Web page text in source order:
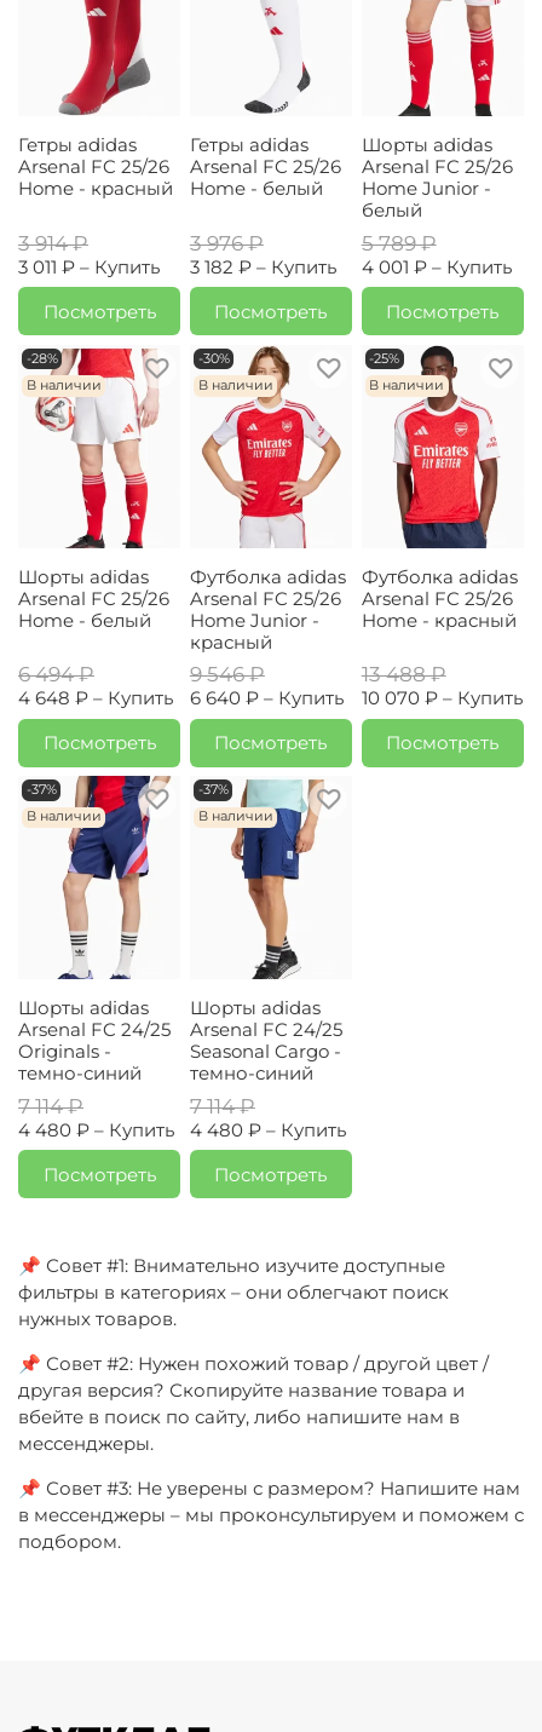
Гетры adidas
Arsenal FC 25/26
Home - красный
3 914 ₽
3 011 ₽ – Купить
Посмотреть
Гетры adidas
Arsenal FC 25/26
Home - белый
3 976 ₽
3 182 ₽ – Купить
Посмотреть
Шорты adidas
Arsenal FC 25/26
Home Junior -
белый
5 789 ₽
4 001 ₽ – Купить
Посмотреть
-28%
В наличии
Шорты adidas
Arsenal FC 25/26
Home - белый
6 494 ₽
4 648 ₽ – Купить
Посмотреть
-30%
В наличии
Футболка adidas
Arsenal FC 25/26
Home Junior -
красный
9 546 ₽
6 640 ₽ – Купить
Посмотреть
-25%
В наличии
Футболка adidas
Arsenal FC 25/26
Home - красный
13 488 ₽
10 070 ₽ – Купить
Посмотреть
-37%
В наличии
Шорты adidas
Arsenal FC 24/25
Originals -
темно-синий
7 114 ₽
4 480 ₽ – Купить
Посмотреть
-37%
В наличии
Шорты adidas
Arsenal FC 24/25
Seasonal Cargo -
темно-синий
7 114 ₽
4 480 ₽ – Купить
Посмотреть
📌 Совет #1: Внимательно изучите доступные
фильтры в категориях – они облегчают поиск
нужных товаров.
📌 Совет #2: Нужен похожий товар / другой цвет /
другая версия? Скопируйте название товара и
вбейте в поиск по сайту, либо напишите нам в
мессенджеры.
📌 Совет #3: Не уверены с размером? Напишите нам
в мессенджеры – мы проконсультируем и поможем с
подбором.